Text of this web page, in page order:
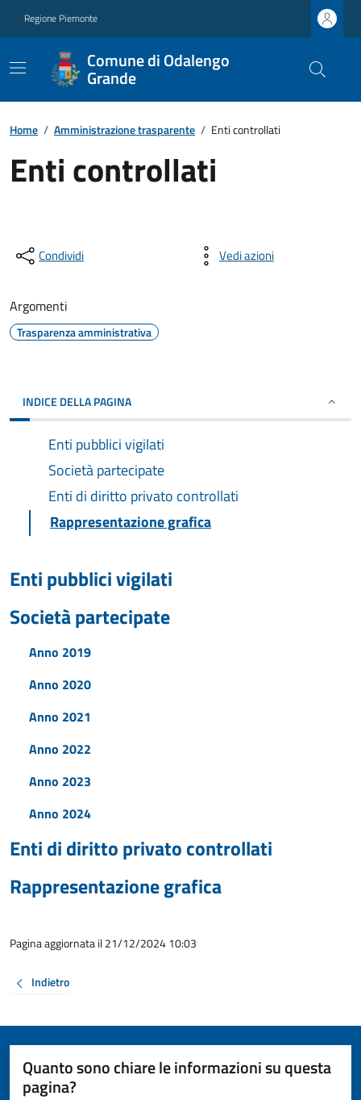
Regione Piemonte
Comune di Odalengo
Grande
Home / Amministrazione trasparente / Enti controllati
Enti controllati
Condividi Vedi azioni
Argomenti
Trasparenza amministrativa
INDICE DELLA PAGINA
Enti pubblici vigilati
Società partecipate
Enti di diritto privato controllati
Rappresentazione grafica
Enti pubblici vigilati
Società partecipate
Anno 2019
Anno 2020
Anno 2021
Anno 2022
Anno 2023
Anno 2024
Enti di diritto privato controllati
Rappresentazione grafica
Pagina aggiornata il 21/12/2024 10:03
Indietro
Quanto sono chiare le informazioni su questa
pagina?